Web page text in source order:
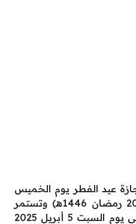
عيد الفطر يوم الخميس
20 مارس 2025 (الموافق 20 رمضان 1446هـ) وتستمر
العطلة لمدة 12 يومًا، وتنتهي يوم السبت 5 أبريل 2025